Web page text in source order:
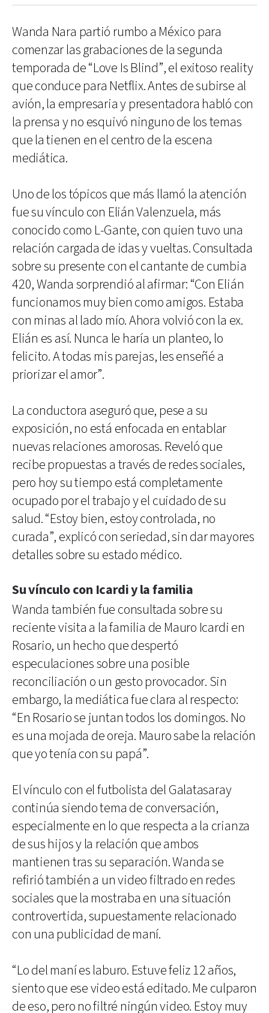
Wanda Nara partió rumbo a México para
comenzar las grabaciones de la segunda
temporada de “Love Is Blind”, el exitoso reality
que conduce para Netflix. Antes de subirse al
avión, la empresaria y presentadora habló con
la prensa y no esquivó ninguno de los temas
que la tienen en el centro de la escena
mediática.
Uno de los tópicos que más llamó la atención
fue su vínculo con Elián Valenzuela, más
conocido como L-Gante, con quien tuvo una
relación cargada de idas y vueltas. Consultada
sobre su presente con el cantante de cumbia
420, Wanda sorprendió al afirmar: “Con Elián
funcionamos muy bien como amigos. Estaba
con minas al lado mío. Ahora volvió con la ex.
Elián es así. Nunca le haría un planteo, lo
felicito. A todas mis parejas, les enseñé a
priorizar el amor”.
La conductora aseguró que, pese a su
exposición, no está enfocada en entablar
nuevas relaciones amorosas. Reveló que
recibe propuestas a través de redes sociales,
pero hoy su tiempo está completamente
ocupado por el trabajo y el cuidado de su
salud. “Estoy bien, estoy controlada, no
curada”, explicó con seriedad, sin dar mayores
detalles sobre su estado médico.
Su vínculo con Icardi y la familia
Wanda también fue consultada sobre su
reciente visita a la familia de Mauro Icardi en
Rosario, un hecho que despertó
especulaciones sobre una posible
reconciliación o un gesto provocador. Sin
embargo, la mediática fue clara al respecto:
“En Rosario se juntan todos los domingos. No
es una mojada de oreja. Mauro sabe la relación
que yo tenía con su papá”.
El vínculo con el futbolista del Galatasaray
continúa siendo tema de conversación,
especialmente en lo que respecta a la crianza
de sus hijos y la relación que ambos
mantienen tras su separación. Wanda se
refirió también a un video filtrado en redes
sociales que la mostraba en una situación
controvertida, supuestamente relacionado
con una publicidad de maní.
“Lo del maní es laburo. Estuve feliz 12 años,
siento que ese video está editado. Me culparon
de eso, pero no filtré ningún video. Estoy muy